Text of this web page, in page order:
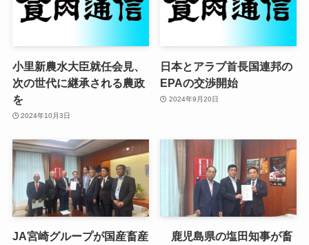
小里新農水大臣就任会見、
次の世代に継承される農政
を
2024年10月3日
日本とアラブ首長国連邦の
EPAの交渉開始
2024年9月20日
JA宮崎グループが国産畜産
鹿児島県の塩田知事が畜